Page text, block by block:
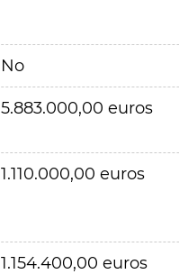
No
5.883.000,00 euros
1.110.000,00 euros
1.154.400,00 euros